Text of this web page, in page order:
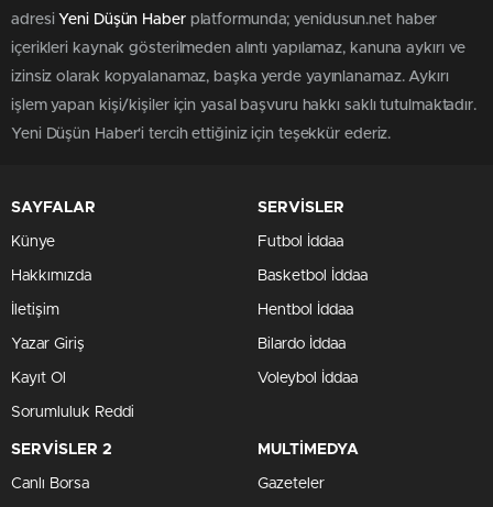
adresiYeni Düşün Haberplatformunda; yenidusun.net haber
içerikleri kaynak gösterilmeden alıntı yapılamaz, kanuna aykırı ve
izinsiz olarak kopyalanamaz, başka yerde yayınlanamaz. Aykırı
işlem yapan kişi/kişiler için yasal başvuru hakkı saklı tutulmaktadır.
Yeni Düşün Haber'i tercih ettiğiniz için teşekkür ederiz.
SAYFALAR
Künye
Hakkımızda
İletişim
Yazar Giriş
Kayıt Ol
Sorumluluk Reddi
SERVİSLER
Futbol İddaa
Basketbol İddaa
Hentbol İddaa
Bilardo İddaa
Voleybol İddaa
SERVİSLER 2
Canlı Borsa
MULTİMEDYA
Gazeteler